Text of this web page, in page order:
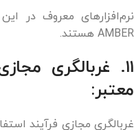
AMBER هستند.
۱۱. غربالگری
معتبر:
غربالگری مجازی فرآیند